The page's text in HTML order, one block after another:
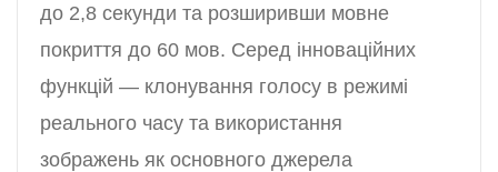
до 2,8 секунди та розширивши мовне
покриття до 60 мов. Серед інноваційних
функцій — клонування голосу в режимі
реального часу та використання
зображень як основного джерела